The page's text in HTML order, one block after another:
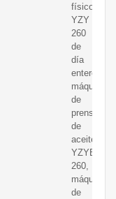
físico
YZY
260
de
día
entero,
máquina
de
prensado
de
aceite
YZYB
260,
máquina
de